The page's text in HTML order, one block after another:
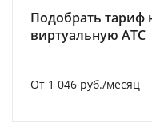
Подобрать тариф
виртуальную АТС
От 1 046 руб./месяц